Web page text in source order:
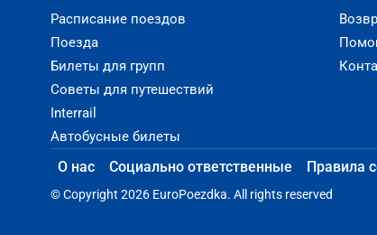
Расписание поездов
Поезда
Билеты для групп
Советы для путешествий
Interrail
Автобусные билеты
О нас Социально ответственные Правила
© Copyright 2026 EuroPoezdka. All rights reserved